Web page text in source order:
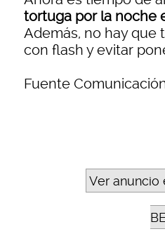
tortuga por la noche
Además, no hay que
con flash y evitar
Fuente
Ver anuncio